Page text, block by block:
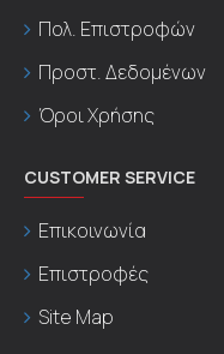
Πολ. Επιστροφών
Προστ. Δεδομένων
Όροι Χρήσης
CUSTOMER SERVICE
Επικοινωνία
Επιστροφές
Site Map